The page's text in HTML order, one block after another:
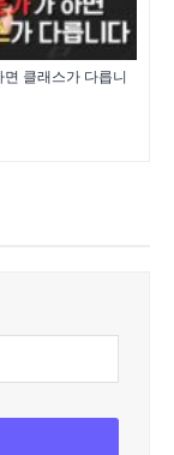
면 클래스가 다릅니